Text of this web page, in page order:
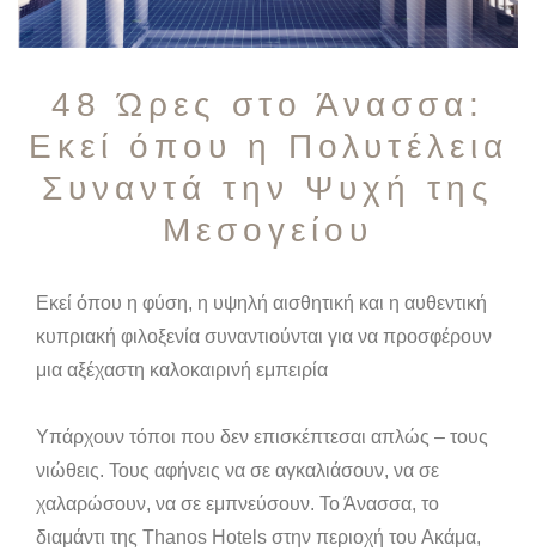
48 Ώρες στο Άνασσα:
Εκεί όπου η Πολυτέλεια
Συναντά την Ψυχή της
Μεσογείου
Εκεί όπου η φύση, η υψηλή αισθητική και η αυθεντική
κυπριακή φιλοξενία συναντιούνται για να προσφέρουν
μια αξέχαστη καλοκαιρινή εμπειρία
Υπάρχουν τόποι που δεν επισκέπτεσαι απλώς – τους
νιώθεις. Τους αφήνεις να σε αγκαλιάσουν, να σε
χαλαρώσουν, να σε εμπνεύσουν. Το Άνασσα, το
διαμάντι της Thanos Hotels στην περιοχή του Ακάμα,